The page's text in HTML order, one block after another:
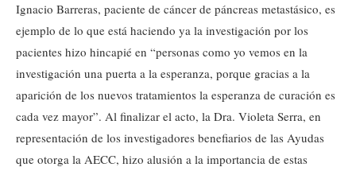
Ignacio Barreras, paciente de cáncer de páncreas metastásico, es
ejemplo de lo que está haciendo ya la investigación por los
pacientes hizo hincapié en “personas como yo vemos en la
investigación una puerta a la esperanza, porque gracias a la
aparición de los nuevos tratamientos la esperanza de curación es
cada vez mayor”. Al finalizar el acto, la Dra. Violeta Serra, en
representación de los investigadores benefiarios de las Ayudas
que otorga la AECC, hizo alusión a la importancia de estas